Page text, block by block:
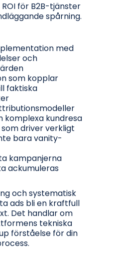
för B2B-tjänster
spårning.
med
och
som kopplar
faktiska
komplexa kundresa
som driver verkligt
bara vanity-
kampanjerna
ackumuleras
och systematisk
ads bli en kraftfull
Det handlar om
tekniska
förståelse för din